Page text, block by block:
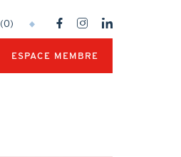
(0)
SOCIAL
NETWORKS
ESPACE MEMBRE